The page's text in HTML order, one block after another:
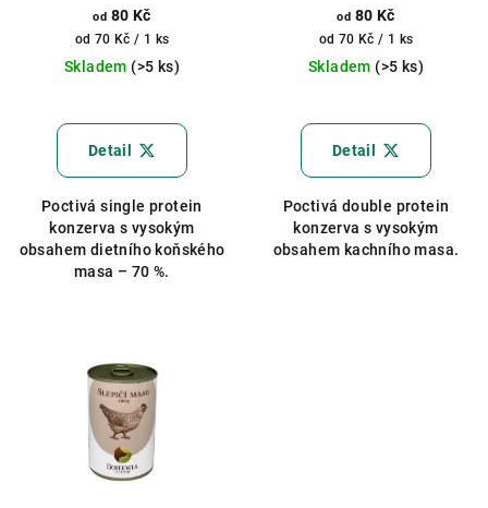
od 80 Kč
Měrná
cena:
od 70 Kč / 1 ks
Skladem (>5 ks)
hodnocení
produktu
z
5
hvězdiček.
Detail
Poctivá single protein
konzerva s vysokým
obsahem dietního koňského
masa – 70 %.
od 80 Kč
Měrná
cena:
od 70 Kč / 1 ks
Skladem (>5 ks)
Detail
Poctivá double protein
konzerva s vysokým
obsahem kachního masa.